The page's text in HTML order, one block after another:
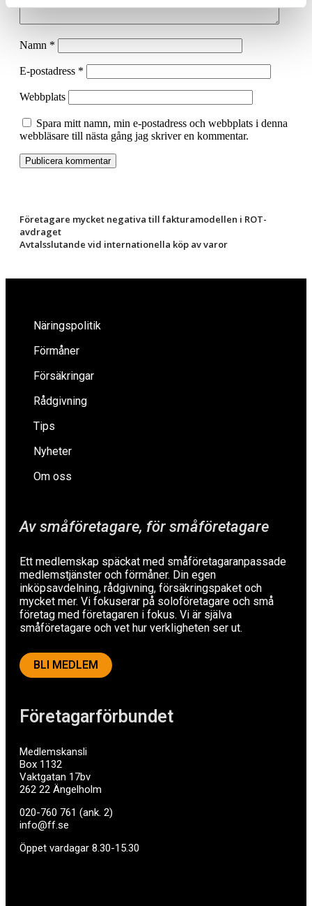
Namn *
E-postadress *
Webbplats
Spara mitt namn, min e-postadress och webbplats i denna
webbläsare till nästa gång jag skriver en kommentar.
Företagare mycket negativa till fakturamodellen i ROT-
avdraget
Avtalsslutande vid internationella köp av varor
Företagarförbundet
Medlemskansli
Box 1132
Vaktgatan 17bv
262 22 Ängelholm
020-760 761 (ank. 2)
info@ff.se
Öppet vardagar 8.30-15.30
Av småföretagare, för småföretagare
Ett medlemskap späckat med småföretagaranpassade
medlemstjänster och förmåner. Din egen
inköpsavdelning, rådgivning, försäkringspaket och
mycket mer. Vi fokuserar på soloföretagare och små
företag med företagaren i fokus. Vi är själva
småföretagare och vet hur verkligheten ser ut.
BLI MEDLEM
Näringspolitik
Förmåner
Försäkringar
Rådgivning
Tips
Nyheter
Om oss